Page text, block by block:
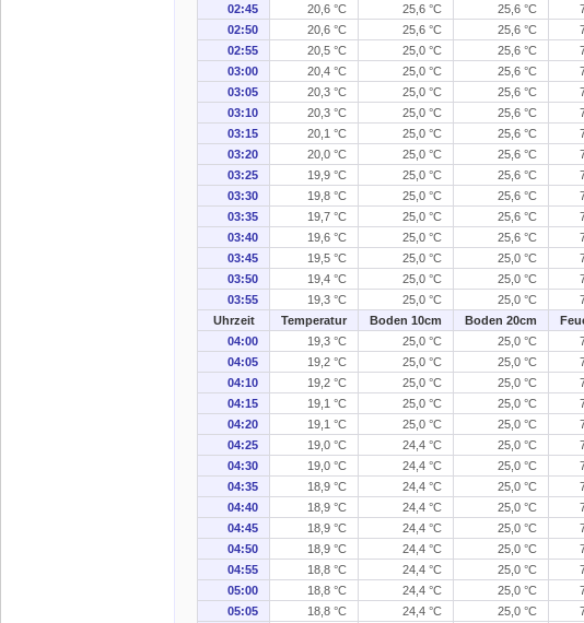
02:45
20,6 °C 25,6 °C 25,6 °C
02:50
20,6 °C 25,6 °C 25,6 °C
02:55
20,5 °C 25,0 °C 25,6 °C
03:00
20,4 °C 25,0 °C 25,6 °C
03:05
20,3 °C 25,0 °C 25,6 °C
03:10
20,3 °C 25,0 °C 25,6 °C
03:15
20,1 °C 25,0 °C 25,6 °C
03:20
20,0 °C 25,0 °C 25,6 °C
03:25
19,9 °C 25,0 °C 25,6 °C
03:30
19,8 °C 25,0 °C 25,6 °C
03:35
19,7 °C 25,0 °C 25,6 °C
03:40
19,6 °C 25,0 °C 25,6 °C
03:45
19,5 °C 25,0 °C 25,0 °C
03:50
19,4 °C 25,0 °C 25,0 °C
03:55
19,3 °C 25,0 °C 25,0 °C
Uhrzeit
Temperatur Boden 10cm Boden 20cm
04:00
19,3 °C 25,0 °C 25,0 °C
04:05
19,2 °C 25,0 °C 25,0 °C
04:10
19,2 °C 25,0 °C 25,0 °C
04:15
19,1 °C 25,0 °C 25,0 °C
04:20
19,1 °C 25,0 °C 25,0 °C
04:25
19,0 °C 24,4 °C 25,0 °C
04:30
19,0 °C 24,4 °C 25,0 °C
04:35
18,9 °C 24,4 °C 25,0 °C
04:40
18,9 °C 24,4 °C 25,0 °C
04:45
18,9 °C 24,4 °C 25,0 °C
04:50
18,9 °C 24,4 °C 25,0 °C
04:55
18,8 °C 24,4 °C 25,0 °C
05:00
18,8 °C 24,4 °C 25,0 °C
05:05
18,8 °C 24,4 °C 25,0 °C